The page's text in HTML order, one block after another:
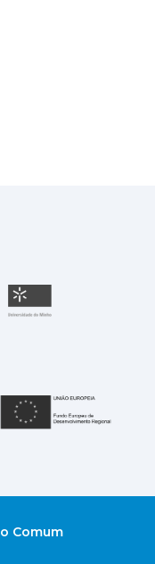
para a
Portuguesa
Comum